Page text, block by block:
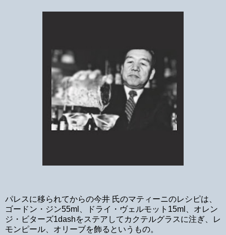
パレスに移られてからの今井 氏のマティーニのレシピは、
ゴードン・ジン55ml、ドライ・ヴェルモット15ml、オレン
ジ・ビターズ1dashをステアしてカクテルグラスに注ぎ、レ
モンピール、オリーブを飾るというもの。